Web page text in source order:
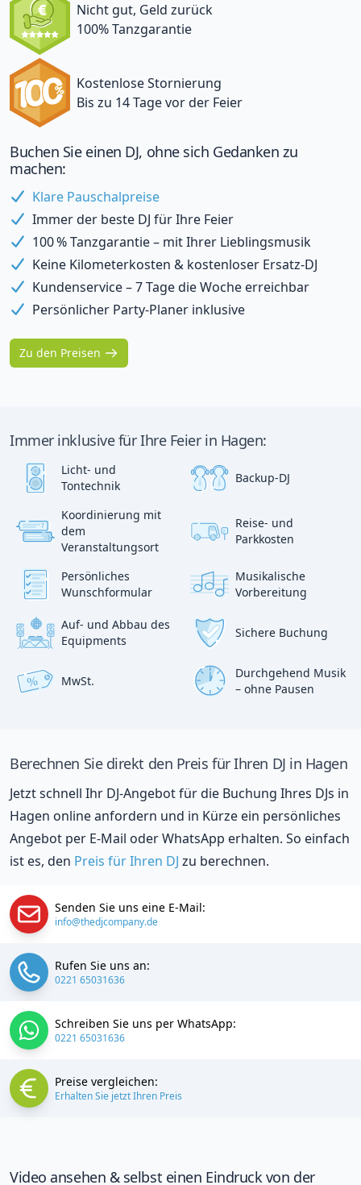
Nicht gut, Geld zurück
100% Tanzgarantie
Kostenlose Stornierung
Bis zu 14 Tage vor der Feier
Buchen Sie einen DJ, ohne sich Gedanken zu
machen:
Klare Pauschalpreise
Immer der beste DJ für Ihre Feier
100 % Tanzgarantie – mit Ihrer Lieblingsmusik
Keine Kilometerkosten & kostenloser Ersatz-DJ
Kundenservice – 7 Tage die Woche erreichbar
Persönlicher Party-Planer inklusive
Zu den Preisen
Immer inklusive für Ihre Feier in Hagen:
Licht- und
Tontechnik
Backup-DJ
?
:)
Koordinierung mit
dem
Veranstaltungsort
p
Reise- und
Parkkosten
Persönliches
Wunschformular
Musikalische
Vorbereitung
Auf- und Abbau des
Equipments
Sichere Buchung
% MwSt.
Durchgehend Musik
– ohne Pausen
Berechnen Sie direkt den Preis für Ihren DJ in Hagen
Jetzt schnell Ihr DJ-Angebot für die Buchung Ihres DJs in
Hagen online anfordern und in Kürze ein persönliches
Angebot per E-Mail oder WhatsApp erhalten. So einfach
ist es, den Preis für Ihren DJ zu berechnen.
Senden Sie uns eine E-Mail:
info@thedjcompany.de
Rufen Sie uns an:
0221 65031636
Schreiben Sie uns per WhatsApp:
0221 65031636
Preise vergleichen:
Erhalten Sie jetzt Ihren Preis
Video ansehen & selbst einen Eindruck von der